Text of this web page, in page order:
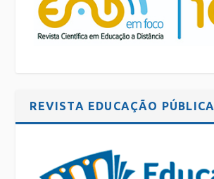
REVISTA EDUCAÇÃO PÚBLICA